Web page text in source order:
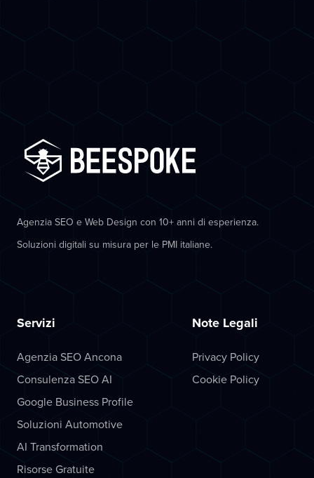
Agenzia SEO e Web Design con 10+ anni di esperienza.
Soluzioni digitali su misura per le PMI italiane.
Servizi
Agenzia SEO Ancona
Consulenza SEO AI
Google Business Profile
Soluzioni Automotive
AI Transformation
Risorse Gratuite
Note Legali
Privacy Policy
Cookie Policy